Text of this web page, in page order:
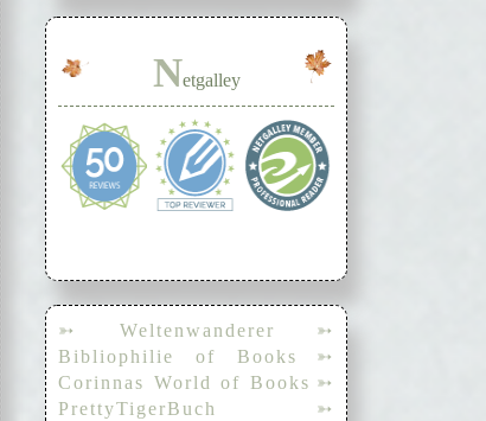
Netgalley
➳ Weltenwanderer
➳
Bibliophilie of Books
➳
Corinnas World of Books ➳
PrettyTigerBuch
➳